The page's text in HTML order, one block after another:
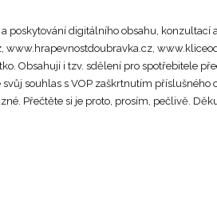
poskytování digitálního obsahu,
Obsahují i tzv. sdělení pro spotřebitele
souhlas s VOP zaškrtnutím příslušného
Přečtěte si je proto, prosím, pečlivě.